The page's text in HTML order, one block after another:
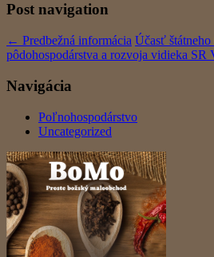
Post navigation
← Predbežná informácia Účasť
pôdohospodárstva a rozvoja vidieka
Navigácia
Poľnohospodárstvo
Uncategorized